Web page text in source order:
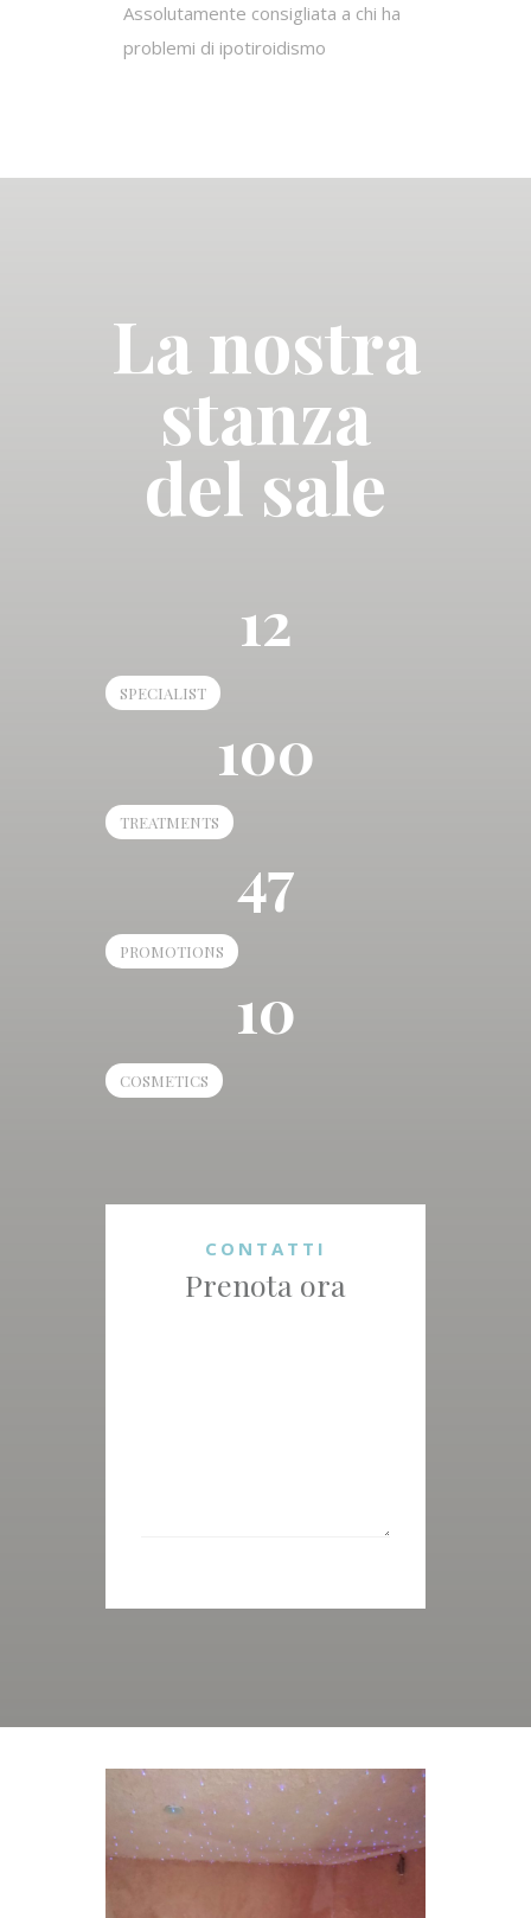
Assolutamente consigliata a chi ha
problemi di ipotiroidismo
La nostra
stanza
del sale
12
SPECIALIST
100
TREATMENTS
47
PROMOTIONS
10
COSMETICS
CONTATTI
Prenota ora